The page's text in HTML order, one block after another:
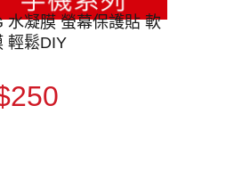
水凝膜 螢幕保護貼 軟
輕鬆DIY